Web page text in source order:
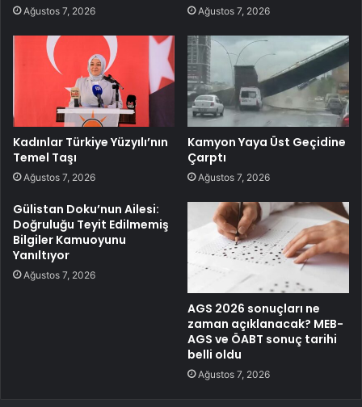
Ağustos 7, 2026 Ağustos 7, 2026
Kadınlar Türkiye Yüzyılı’nın
Temel Taşı
Ağustos 7, 2026
Kamyon Yaya Üst Geçidine
Çarptı
Ağustos 7, 2026
Gülistan Doku’nun Ailesi:
Doğruluğu Teyit Edilmemiş
Bilgiler Kamuoyunu
Yanıltıyor
Ağustos 7, 2026
AGS 2026 sonuçları ne
zaman açıklanacak? MEB-
AGS ve ÖABT sonuç tarihi
belli oldu
Ağustos 7, 2026